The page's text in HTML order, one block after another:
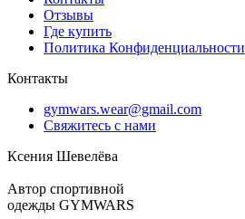
Отзывы
Где купить
Политика Конфиденциальности
Контакты
gymwars.wear@gmail.com
Свяжитесь с нами
Ксения Шевелёва
Автор спортивной
одежды GYMWARS